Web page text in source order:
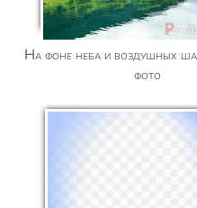
На фоне неба и воздушных шаров, вставить
фото